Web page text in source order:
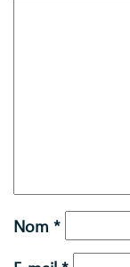
Nom *